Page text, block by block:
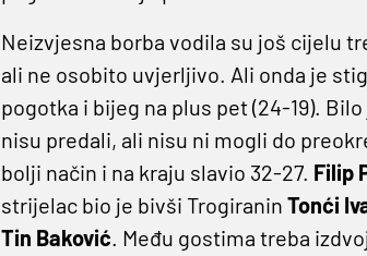
Neizvjesna borba vodila su još cijelu
ali ne osobito uvjerljivo. Ali onda je
pogotka i bijeg na plus pet (24-19).
nisu predali, ali nisu ni mogli do
bolji način i na kraju slavio 32-27. Filip
strijelac bio je bivši Trogiranin Tonći
Tin Baković. Među gostima treba